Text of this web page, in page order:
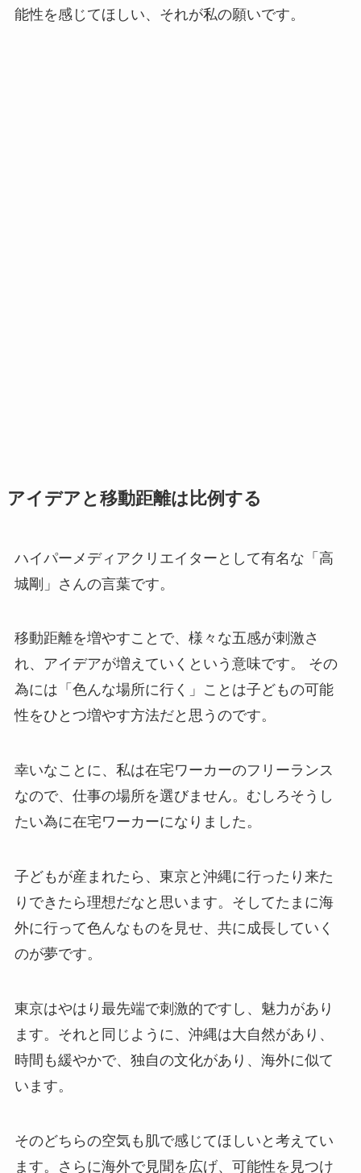
能性を感じてほしい、それが私の願いです。
アイデアと移動距離は比例する
ハイパーメディアクリエイターとして有名な「高
城剛」さんの言葉です。
移動距離を増やすことで、様々な五感が刺激さ
れ、アイデアが増えていくという意味です。 その
為には「色んな場所に行く」ことは子どもの可能
性をひとつ増やす方法だと思うのです。
幸いなことに、私は在宅ワーカーのフリーランス
なので、仕事の場所を選びません。むしろそうし
たい為に在宅ワーカーになりました。
子どもが産まれたら、東京と沖縄に行ったり来た
りできたら理想だなと思います。そしてたまに海
外に行って色んなものを見せ、共に成長していく
のが夢です。
東京はやはり最先端で刺激的ですし、魅力があり
ます。それと同じように、沖縄は大自然があり、
時間も緩やかで、独自の文化があり、海外に似て
います。
そのどちらの空気も肌で感じてほしいと考えてい
ます。さらに海外で見聞を広げ、可能性を見つけ